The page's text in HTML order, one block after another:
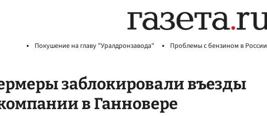
Покушение на главу "Уралдронзавода" Проблемы с бензином в России
заблокировали въезды
в Ганновере